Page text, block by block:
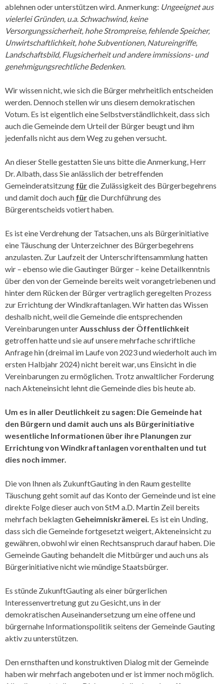
ablehnen oder unterstützen wird. Anmerkung: Ungeeignet aus
vielerlei Gründen, u.a. Schwachwind, keine
Versorgungssicherheit, hohe Strompreise, fehlende Speicher,
Unwirtschaftlichkeit, hohe Subventionen, Natureingriffe,
Landschaftsbild, Flugsicherheit und andere immissions- und
genehmigungsrechtliche Bedenken.
Wir wissen nicht, wie sich die Bürger mehrheitlich entscheiden
werden. Dennoch stellen wir uns diesem demokratischen
Votum. Es ist eigentlich eine Selbstverständlich­keit, dass sich
auch die Gemeinde dem Urteil der Bürger beugt und ihm
jedenfalls nicht aus dem Weg zu gehen versucht.
An dieser Stelle gestatten Sie uns bitte die Anmerkung, Herr
Dr. Albath, dass Sie anlässlich der betreffenden
Gemeinderatsitzung fürdie Zulässigkeit des Bürgerbegehrens
und damit doch auch fürdie Durchführung des
Bürgerentscheids votiert haben.
Es ist eine Verdrehung der Tatsachen, uns als Bürgerinitiative
eine Täuschung der Unterzeichner des Bürgerbegehrens
anzulasten. Zur Laufzeit der Unterschriftensammlung hatten
wir – ebenso wie die Gautinger Bürger – keine Detailkenntnis
über den von der Gemeinde bereits weit vorangetriebenen und
hinter dem Rücken der Bürger vertraglich geregelten Prozess
zur Errichtung der Windkraft­anlagen. Wir hatten das Wissen
deshalb nicht, weil die Gemeinde die entsprechenden
Vereinbarungen unter Ausschluss der Öffentlichkeit
getroffen hatte und sie auf unsere mehrfache schriftliche
Anfrage hin (dreimal im Laufe von 2023 und wiederholt auch im
ersten Halbjahr 2024) nicht bereit war, uns Einsicht in die
Vereinbarungen zu ermöglichen. Trotz anwaltlicher Forderung
nach Akteneinsicht lehnt die Gemeinde dies bis heute ab.
Um es in aller Deutlichkeit zu sagen: Die Gemeinde hat
den Bürgern und damit auch uns als Bürgerinitiative
wesentliche Informationen über ihre Planungen zur
Errichtung von Windkraftanlagen vorenthalten und tut
dies noch immer.
Die von Ihnen als ZukunftGauting in den Raum gestellte
Täuschung geht somit auf das Konto der Gemeinde und ist eine
direkte Folge dieser auch von StM a.D. Martin Zeil bereits
mehrfach beklagten Geheimniskrämerei. Es ist ein Unding,
dass sich die Gemeinde fortgesetzt weigert, Akteneinsicht zu
gewähren, obwohl wir einen Rechtsanspruch darauf haben. Die
Gemeinde Gauting behandelt die Mitbürger und auch uns als
Bürgerinitiative nicht wie mündige Staatsbürger.
Es stünde ZukunftGauting als einer bürgerlichen
Interessenvertretung gut zu Gesicht, uns in der
demokratischen Auseinandersetzung um eine offene und
bürgernahe Informations­politik seitens der Gemeinde Gauting
aktiv zu unterstützen.
Den ernsthaften und konstruktiven Dialog mit der Gemeinde
haben wir mehrfach angeboten und er ist immer noch möglich.